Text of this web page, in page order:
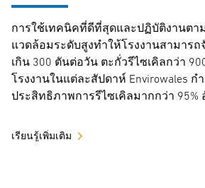
การใช้เทคนิคที่ดีที่สุดและปฏิบัติงานตา
แวดล้อมระดับสูงทำให้โรงงานสามารถ
เกิน 300 ตันต่อวัน ตะกั่วรีไซเคิลกว่า
โรงงานในแต่ละสัปดาห์ Envirowales ก
ประสิทธิภาพการรีไซเคิลมากกว่า 95%
เรียนรู้เพิ่มเติม